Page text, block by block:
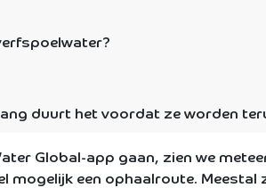
duurt het voordat ze worden
Global-app gaan, zien we
mogelijk een ophaalroute. Meestal